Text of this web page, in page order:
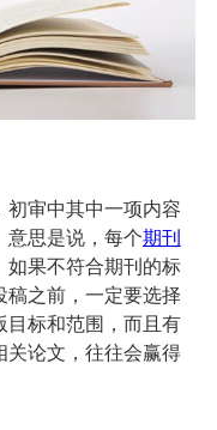
初审中其中一项内容
意思是说，每个期刊
如果不符合期刊的标
稿之前，一定要选择
目标和范围，而且有
关论文，往往会赢得